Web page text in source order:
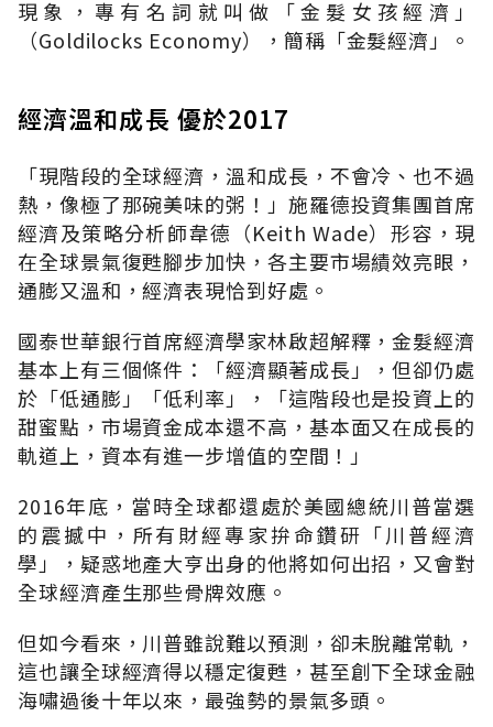
現象，專有名詞就叫做「金髮女孩經濟」
（Goldilocks Economy），簡稱「金髮經濟」。
經濟溫和成長 優於2017
「現階段的全球經濟，溫和成長，不會冷、也不過
熱，像極了那碗美味的粥！」施羅德投資集團首席
經濟及策略分析師韋德（Keith Wade）形容，現
在全球景氣復甦腳步加快，各主要市場績效亮眼，
通膨又溫和，經濟表現恰到好處。
國泰世華銀行首席經濟學家林啟超解釋，金髮經濟
基本上有三個條件：「經濟顯著成長」，但卻仍處
於「低通膨」「低利率」，「這階段也是投資上的
甜蜜點，市場資金成本還不高，基本面又在成長的
軌道上，資本有進一步增值的空間！」
2016年底，當時全球都還處於美國總統川普當選
的震撼中，所有財經專家拚命鑽研「川普經濟
學」，疑惑地產大亨出身的他將如何出招，又會對
全球經濟產生那些骨牌效應。
但如今看來，川普雖說難以預測，卻未脫離常軌，
這也讓全球經濟得以穩定復甦，甚至創下全球金融
海嘯過後十年以來，最強勢的景氣多頭。